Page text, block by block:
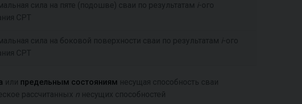
сила на пяте (подошве) сваи по результатам i-ого
СРТ
сила на боковой поверхности сваи по результатам i-ого
СРТ
или предельным состояниям несущая способность сваи
рассчитанных n несущих способностей